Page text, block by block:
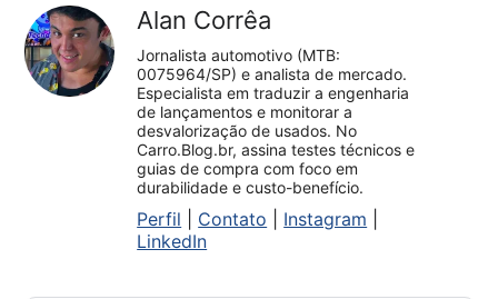
Alan Corrêa
Jornalista automotivo (MTB:
0075964/SP) e analista de mercado.
Especialista em traduzir a engenharia
de lançamentos e monitorar a
desvalorização de usados. No
Carro.Blog.br, assina testes técnicos e
guias de compra com foco em
durabilidade e custo-benefício.
Perfil Contato Instagram
LinkedIn